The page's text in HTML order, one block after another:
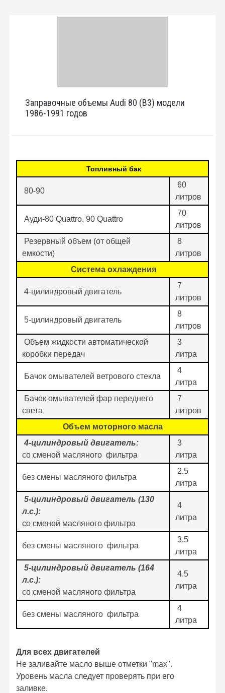
Заправочные объемы Audi 80 (B3) модели
1986-1991 годов
Топливный бак
80-90
60
литров
Aуди-80 Quattro, 90 Quattro
70
литров
Резервный объем (от общей
емкости)
8
литров
Система охлаждения
4-цилиндровый двигатель
7
литров
5-цилиндровый двигатель
8
литров
Объем жидкости автоматической
коробки передач
3
литра
Бачок омывателей ветрового стекла
4
литра
Бачок омывателей фар переднего
света
7
литров
Объем моторного масла
4-цилиндровый двигатель:
со сменой масляного фильтра
3
литра
без смены масляного фильтра
2.5
литра
5-цилиндровый двигатель (130
л.с.):
со сменой масляного фильтра
4
литра
без смены масляного фильтра
3.5
литра
5-цилиндровый двигатель (164
л.с.):
со сменой масляного фильтра
4.5
литра
без смены масляного фильтра
4
литра
Для всех двигателей
Не заливайте масло выше отметки "max".
Уровень масла следует проверять при его
заливке.